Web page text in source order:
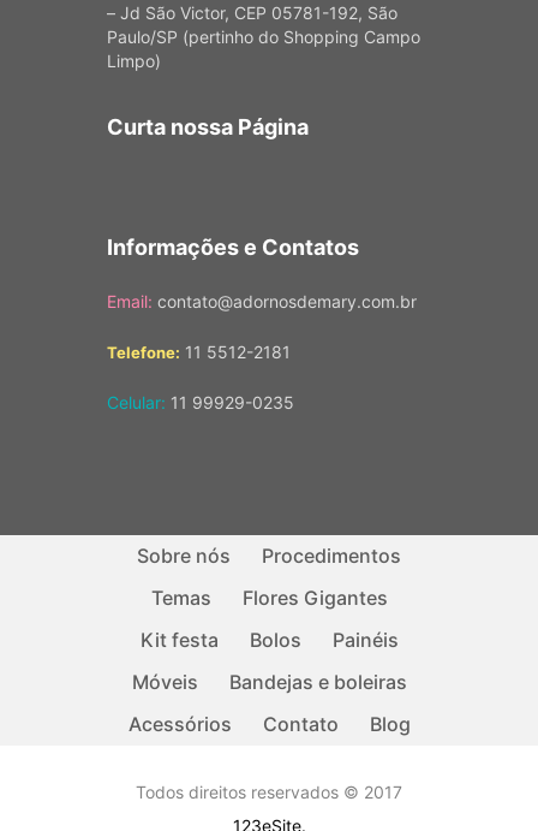
– Jd São Victor, CEP 05781-192, São
Paulo/SP (pertinho do Shopping Campo
Limpo)
Curta nossa Página
Informações e Contatos
Email: contato@adornosdemary.com.br
Telefone: 11 5512-2181
Celular: 11 99929-0235
Sobre nós
Procedimentos
Temas
Flores Gigantes
Kit festa
Bolos
Painéis
Móveis
Bandejas e boleiras
Acessórios
Contato Blog
Todos direitos reservados © 2017
123eSite.